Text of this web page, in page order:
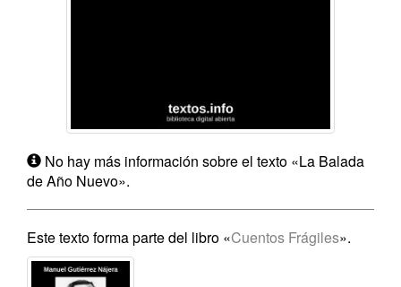
No hay más información sobre el texto «La Balada
de Año Nuevo».
Este texto forma parte del libro «Cuentos Frágiles».